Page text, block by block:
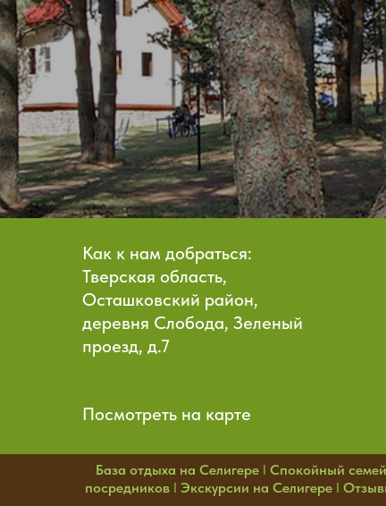
Как к нам добраться:
Тверская область,
Осташковский район,
деревня Слобода, Зеленый
проезд, д.7
Посмотреть на карте
База отдыха на Селигере I Спокойный
посредников I Экскурсии на Селигере I